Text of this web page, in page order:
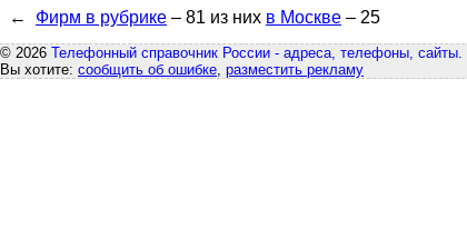
← Фирм в рубрике – 81 из них в Москве – 25
© 2026 Телефонный справочник России - адреса, телефоны, сайты.
Вы хотите: сообщить об ошибке, разместить рекламу